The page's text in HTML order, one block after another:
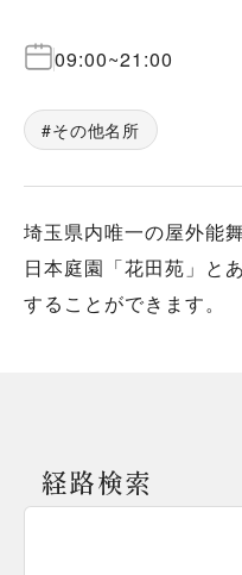
09:00~21:00
その他名所
埼玉県内唯一の屋外能
日本庭園「花田苑」と
することができます。
経路検索